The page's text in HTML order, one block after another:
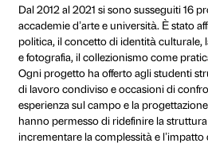
In risposta a queste
collaborazione con cinque
Firenze, per stimolare il
tradizionali esperienze
bacino di idee da cui
artistici. La mostraAmerican
diviene così il punto di